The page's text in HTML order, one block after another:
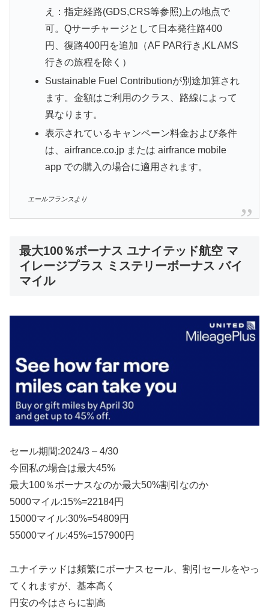
え：指定経路(GDS,CRS等参照)上の地点で
可。Qサーチャージとして日本発往路400
円、復路400円を追加（AF PAR行き,KL AMS
行きの旅程を除く）
Sustainable Fuel Contributionが別途加算され
ます。金額はご利用のクラス、路線によって
異なります。
表示されているキャンペーン料金および条件
は、airfrance.co.jp または airfrance mobile
app での購入の場合に適用されます。
エールフランスより
最大100％ボーナス ユナイテッド航空 マ
イレージプラス ミステリーボーナス バイ
マイル
セール期間:2024/3 – 4/30
今回私の場合は最大45%
最大100％ボーナスなのか最大50%割引なのか
5000マイル:15%=22184円
15000マイル:30%=54809円
55000マイル:45%=157900円
ユナイテッドは頻繁にボーナスセール、割引セールをやっ
てくれますが、基本高く
円安の今はさらに割高